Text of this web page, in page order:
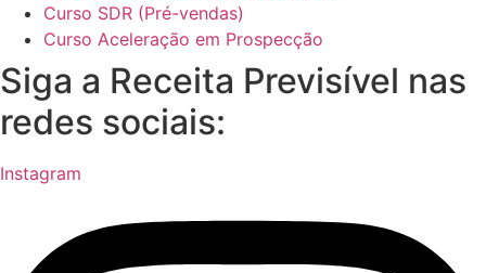
Curso SDR (Pré-vendas)
Curso Aceleração em Prospecção
Siga a Receita Previsível nas
redes sociais:
Instagram